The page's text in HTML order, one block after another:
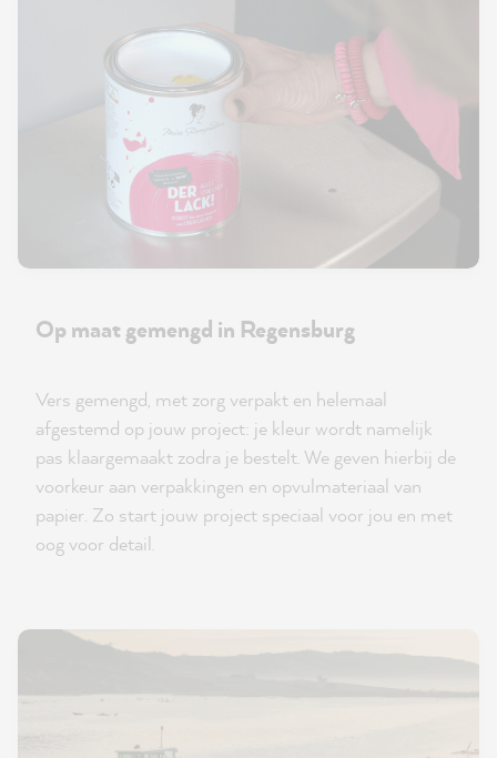
Op maat gemengd in Regensburg
Vers gemengd, met zorg verpakt en helemaal
afgestemd op jouw project: je kleur wordt namelijk
pas klaargemaakt zodra je bestelt. We geven hierbij de
voorkeur aan verpakkingen en opvulmateriaal van
papier. Zo start jouw project speciaal voor jou en met
oog voor detail.